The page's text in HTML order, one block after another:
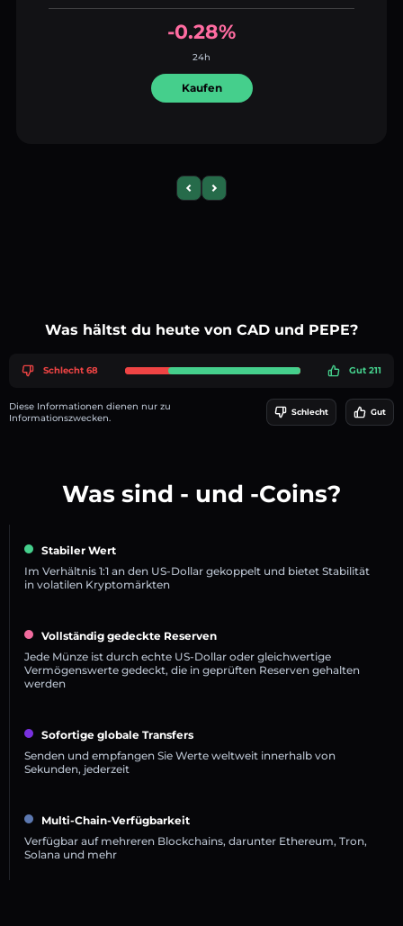
-0.28%
24h
Kaufen
Previous slide
Next slide
Was hältst du heute von CAD und PEPE?
Schlecht 68 Gut 211
Diese Informationen dienen nur zu
Informationszwecken.
Schlecht Gut
Was sind - und -Coins?
Stabiler Wert
Im Verhältnis 1:1 an den US-Dollar gekoppelt und bietet Stabilität
in volatilen Kryptomärkten
Vollständig gedeckte Reserven
Jede Münze ist durch echte US-Dollar oder gleichwertige
Vermögenswerte gedeckt, die in geprüften Reserven gehalten
werden
Sofortige globale Transfers
Senden und empfangen Sie Werte weltweit innerhalb von
Sekunden, jederzeit
Multi-Chain-Verfügbarkeit
Verfügbar auf mehreren Blockchains, darunter Ethereum, Tron,
Solana und mehr